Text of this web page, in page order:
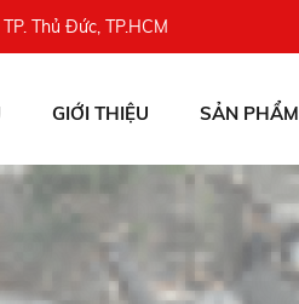
Thủ Đức, TP.HCM
GIỚI THIỆU SẢN PHẨM